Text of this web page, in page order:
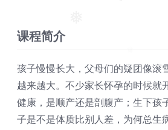
❅
课程简介
孩子慢慢长大，父母们的疑团像滚
越来越大。不少家长怀孕的时候就
健康，是顺产还是剖腹产；生下孩
子是不是体质比别人差，为何总生